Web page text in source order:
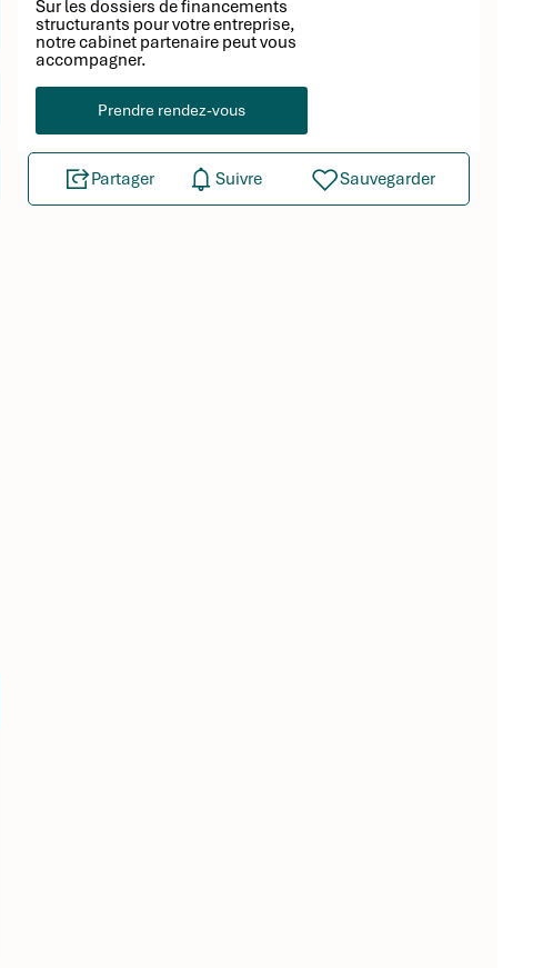
Sur les dossiers de financements
structurants pour votre entreprise,
notre cabinet partenaire peut vous
accompagner.
Prendre rendez-vous
Partager Suivre Sauvegarder